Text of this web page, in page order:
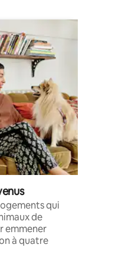
qui
de
emmener
à quatre